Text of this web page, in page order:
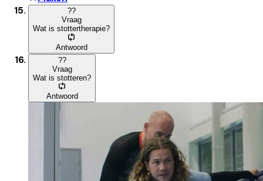
??
Vraag
Wat is stottertherapie?
Antwoord
??
Vraag
Wat is stotteren?
Antwoord